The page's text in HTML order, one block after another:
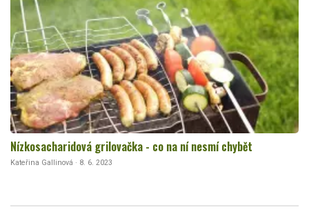
Nízkosacharidová grilovačka - co na ní nesmí chybět
Kateřina Gallinová · 8. 6. 2023